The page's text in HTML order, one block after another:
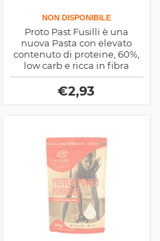
NON DISPONIBILE
Proto Past Fusilli è una
nuova Pasta con elevato
contenuto di proteine, 60%,
low carb e ricca in fibra
alimentare by Ciao Carb
€2,93